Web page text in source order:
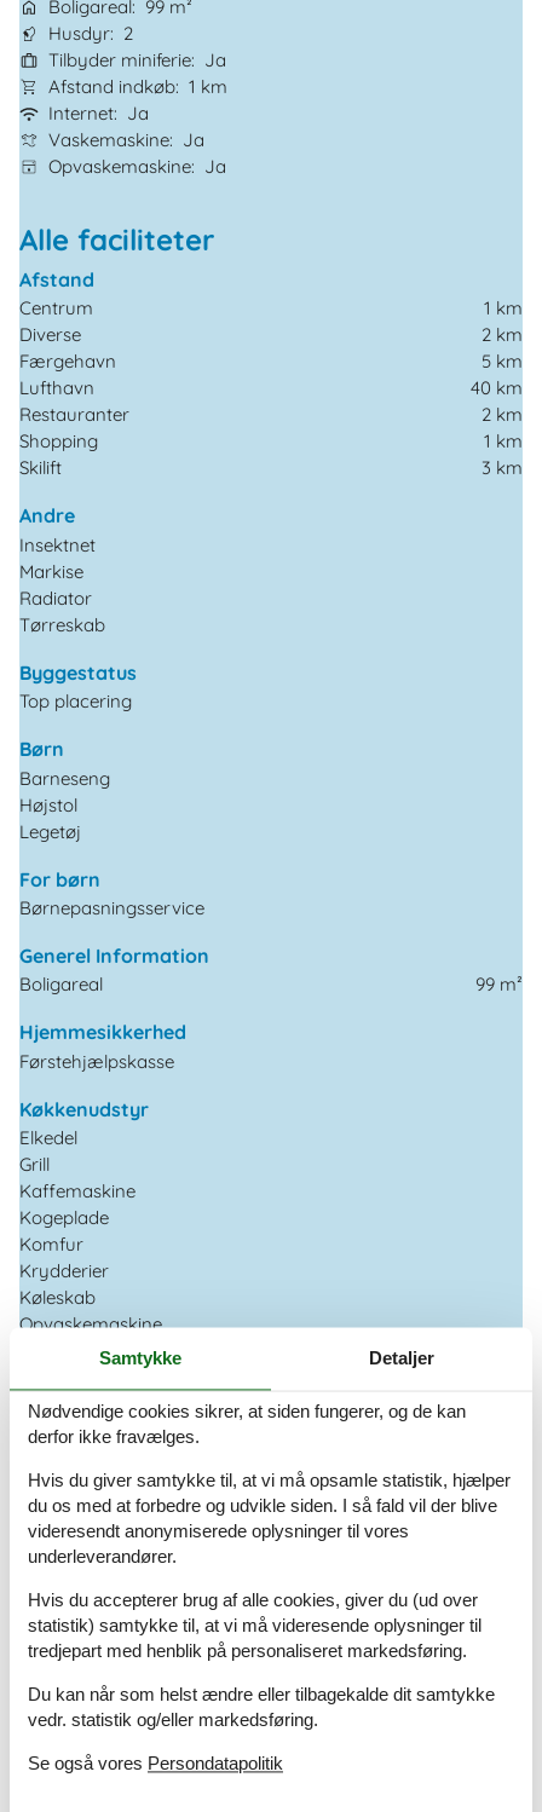
Boligareal
99 m²
Husdyr
2
Tilbyder miniferie
Ja
Afstand indkøb 1 km
Internet
Ja
Vaskemaskine
Ja
Opvaskemaskine
Ja
Alle faciliteter
Afstand
Centrum
1 km
Diverse
2 km
Færgehavn
5 km
Lufthavn
40 km
Restauranter
2 km
Shopping
1 km
Skilift
3 km
Andre
Insektnet
Markise
Radiator
Tørreskab
Byggestatus
Top placering
Børn
Barneseng
Højstol
Legetøj
For børn
Børnepasningsservice
Generel Information
Boligareal 99 m²
Hjemmesikkerhed
Førstehjælpskasse
Køkkenudstyr
Elkedel
Grill
Kaffemaskine
Kogeplade
Komfur
Krydderier
Køleskab
Opvaskemaskine
Offentlige rum
Parkfaciliteter
Førstehjælp
Internetadgang
Rundt om huset
Have
Havemøbler
Internetadgang DSL
Sun loungers
Samtykke Detaljer
Nødvendige cookies sikrer, at siden fungerer, og de kan
derfor ikke fravælges.
Hvis du giver samtykke til, at vi må opsamle statistik, hjælper
du os med at forbedre og udvikle siden. I så fald vil der blive
videresendt anonymiserede oplysninger til vores
underleverandører.
Hvis du accepterer brug af alle cookies, giver du (ud over
statistik) samtykke til, at vi må videresende oplysninger til
tredjepart med henblik på personaliseret markedsføring.
Du kan når som helst ændre eller tilbagekalde dit samtykke
vedr. statistik og/eller markedsføring.
Se også vores Persondatapolitik